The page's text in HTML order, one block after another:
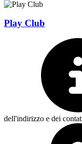
Play Club
dell'indirizzo e dei